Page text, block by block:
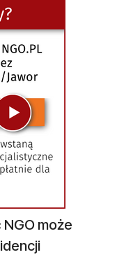
może